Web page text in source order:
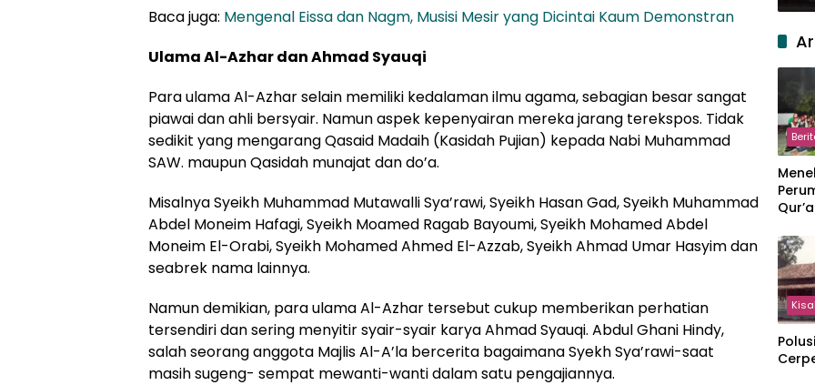
Baca juga: Mengenal Eissa dan Nagm, Musisi Mesir yang Dicintai Kaum Demonstran
Ulama Al-Azhar dan Ahmad Syauqi
Para ulama Al-Azhar selain memiliki kedalaman ilmu agama, sebagian besar sangat
piawai dan ahli bersyair. Namun aspek kepenyairan mereka jarang terekspos. Tidak
sedikit yang mengarang Qasaid Madaih (Kasidah Pujian) kepada Nabi Muhammad
SAW. maupun Qasidah munajat dan do’a.
Misalnya Syeikh Muhammad Mutawalli Sya’rawi, Syeikh Hasan Gad, Syeikh Muhammad
Abdel Moneim Hafagi, Syeikh Moamed Ragab Bayoumi, Syeikh Mohamed Abdel
Moneim El-Orabi, Syeikh Mohamed Ahmed El-Azzab, Syeikh Ahmad Umar Hasyim dan
seabrek nama lainnya.
Namun demikian, para ulama Al-Azhar tersebut cukup memberikan perhatian
tersendiri dan sering menyitir syair-syair karya Ahmad Syauqi. Abdul Ghani Hindy,
salah seorang anggota Majlis Al-A’la bercerita bagaimana Syekh Sya’rawi-saat
masih sugeng- sempat mewanti-wanti dalam satu pengajiannya.